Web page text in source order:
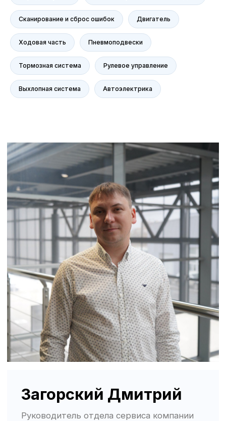
Сканирование и сброс ошибок Двигатель
Ходовая часть Пневмоподвески
Тормозная система Рулевое управление
Выхлопная система Автоэлектрика
Представленные на сайте материалы и
условия носят исключительно
информационный характер и не являются
публичной офертой, определяемой
положениями ст. 437 Гражданского кодекса
РФ. Для получения подробной информации о
продуктах, услугах и их стоимости
обращайтесь к нашим специалистам.
© Группа компаний «А-Драйв» 2003 - 2026
Сервис
Сервис Nissan
Сервис Mercedes-Benz
Сервис BMW
Политика обработки персональных данных
Политика использования файлов cookie
Трафик, лиды и продажи
Контакты
Статьи
Сервис Porsche
Haval
Evolute